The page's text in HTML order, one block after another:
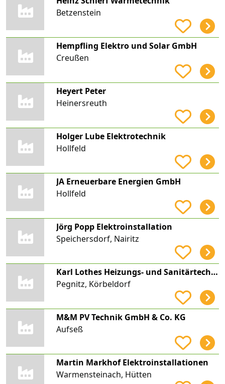
Betzenstein
Hempfling Elektro und Solar GmbH
Creußen
Heyert Peter
Heinersreuth
Holger Lube Elektrotechnik
Hollfeld
JA Erneuerbare Energien GmbH
Hollfeld
Jörg Popp Elektroinstallation
Speichersdorf, Nairitz
Karl Lothes Heizungs- und Sanitärtechnik
Pegnitz, Körbeldorf
M&M PV Technik GmbH & Co. KG
Aufseß
Martin Markhof Elektroinstallationen
Warmensteinach, Hütten